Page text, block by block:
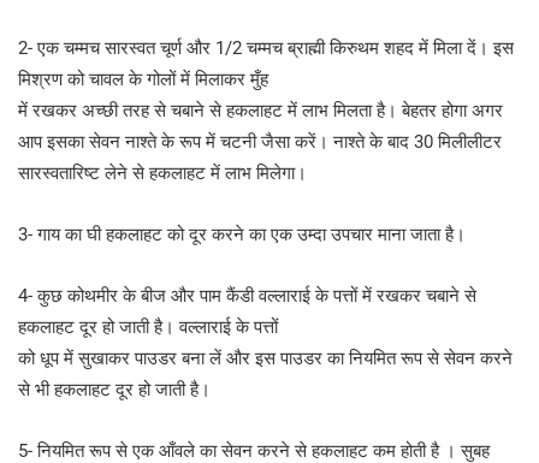
2- एक चम्मच सारस्वत चूर्ण और 1/2 चम्मच ब्राह्मी किरुथम शहद में मिला दें। इस
मिश्रण को चावल के गोलों में मिलाकर मुँह
में रखकर अच्छी तरह से चबाने से हकलाहट में लाभ मिलता है। बेहतर होगा अगर
आप इसका सेवन नाश्ते के रूप में चटनी जैसा करें। नाश्ते के बाद 30 मिलीलीटर
सारस्वतारिष्ट लेने से हकलाहट में लाभ मिलेगा।
3- गाय का घी हकलाहट को दूर करने का एक उम्दा उपचार माना जाता है।
4- कुछ कोथमीर के बीज और पाम कैंडी वल्लाराई के पत्तों में रखकर चबाने से
हकलाहट दूर हो जाती है। वल्लाराई के पत्तों
को धूप में सुखाकर पाउडर बना लें और इस पाउडर का नियमित रूप से सेवन करने
से भी हकलाहट दूर हो जाती है।
5- नियमित रूप से एक आँवले का सेवन करने से हकलाहट कम होती है । सुबह